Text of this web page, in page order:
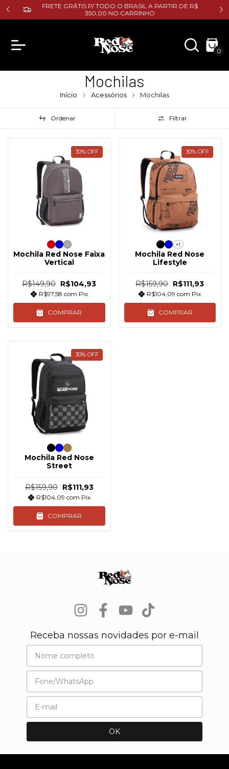
R$
FRETE GRÁTIS P/ TODO O BRASIL A PARTIR DE R$
350,00 NO CARRINHO
0
Mochilas
Início Acessórios Mochilas
Ordenar Filtrar
30% OFF
Mochila Red Nose Faixa
Vertical
R$149,90 R$104,93
R$97,58 com Pix
COMPRAR
30% OFF
+1
Mochila Red Nose
Lifestyle
R$159,90 R$111,93
R$104,09com Pix
COMPRAR
30% OFF
Mochila Red Nose
Street
R$159,90 R$111,93
R$104,09 com Pix
COMPRAR
Receba nossas novidades por e-mail